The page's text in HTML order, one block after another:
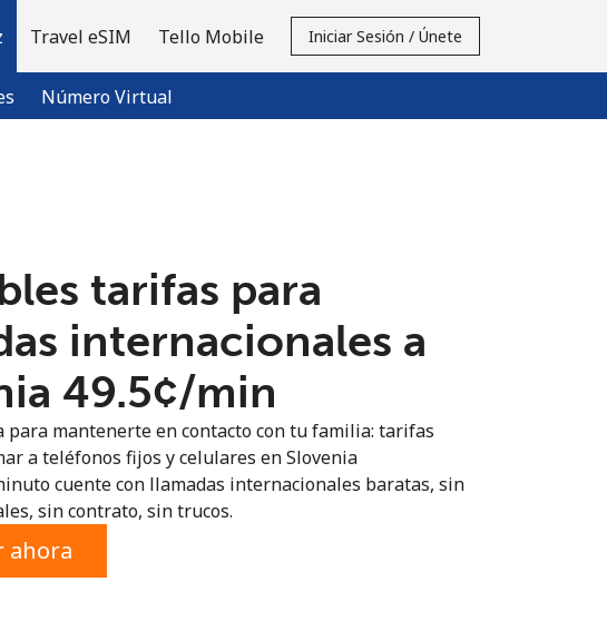
Número Virtual
Travel eSIM Tello Mobile Iniciar Sesión / Únete
→
tarifas para
internacionales a
⁦49.5¢⁩/min
para mantenerte en contacto con tu familia: tarifas
a teléfonos fijos y celulares en Slovenia
cuente con llamadas internacionales baratas, sin
sin contrato, sin trucos.
ahora